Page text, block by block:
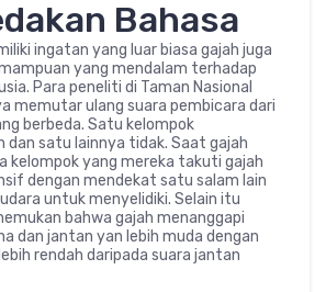
Bahasa
ingatan yang luar biasa gajah juga
yang mendalam terhadap
Para peneliti di Taman Nasional
memutar ulang suara pembicara dari
berbeda. Satu kelompok
dan satu lainnya tidak. Saat gajah
kelompok yang mereka takuti gajah
dengan mendekat satu salam lain
untuk menyelidiki. Selain itu
bahwa gajah menanggapi
dan jantan yan lebih muda dengan
rendah daripada suara jantan